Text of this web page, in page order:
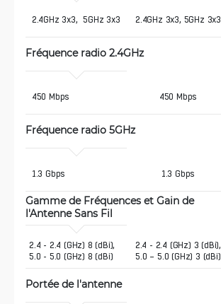
2.4GHz 3x3,  5GHz 3x3 2.4GHz 3x3, 5GHz 3x3
Fréquence radio 2.4GHz
450 Mbps 450 Mbps
Fréquence radio 5GHz
1.3 Gbps 1.3 Gbps
Gamme de Fréquences et Gain de
l'Antenne Sans Fil
2.4 - 2.4 (GHz) 8 (dBi),
5.0 - 5.0 (GHz) 8 (dBi)
2.4 - 2.4 (GHz) 3 (dBi),
5.0 – 5.0 (GHz) 3 (dBi)
Portée de l'antenne